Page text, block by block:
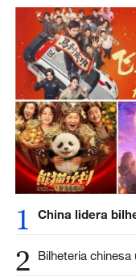
1 China lidera
2 Bilheteria